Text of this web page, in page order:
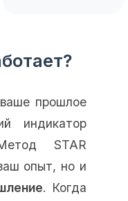
прошлое
индикатор
STAR
опыт, но и
. Когда